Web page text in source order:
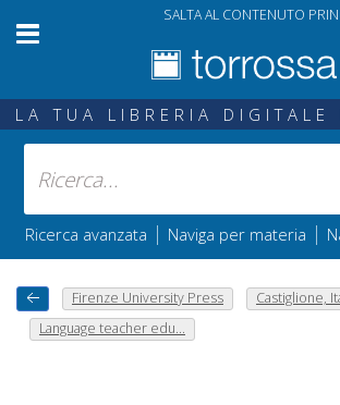
SALTA AL CONTENUTO
LA TUA LIBRERIA DIGITALE
Ricerca avanzata | Naviga per materia |
Firenze University Press
Castiglione,
Language teacher edu...